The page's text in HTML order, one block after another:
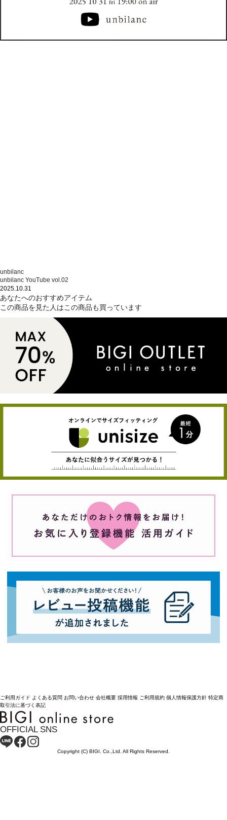
unbilanc
unbilanc YouTube vol.02
2025.10.31
あなたへのおすすめアイテム
この商品を見た人はこの商品も買っています
ご利用ガイド よくある質問 お問い合わせ 会社概要 採用情報 ご利用規約 個人情報保護方針 特定商
取引法に基づく表記
OFFICIAL SNS
Copyright (C) BIGI. Co.,Ltd. All Rights Reserved.